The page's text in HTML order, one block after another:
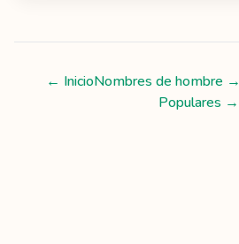
← InicioNombres de hombre →
Populares →